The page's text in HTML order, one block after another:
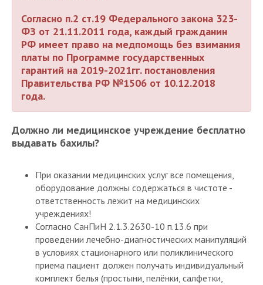
Согласно п.2 ст.19 Федерального закона 323-
ФЗ от 21.11.2011 года, каждый гражданин
РФ имеет право на медпомощь без взимания
платы по Программе государственных
гарантий на 2019-2021гг. постановления
Правительства РФ №1506 от 10.12.2018
года.
Должно ли медицинское учреждение бесплатно
выдавать бахилы?
При оказании медицинских услуг все помещения,
оборудование должны содержаться в чистоте -
ответственность лежит на медицинских
учреждениях!
Согласно СанПиН 2.1.3.2630-10 п.13.6 при
проведении лечебно-диагностических манипуляций
в условиях стационарного или поликлинического
приема пациент должен получать индивидуальный
комплект белья (простыни, пелёнки, салфетки,